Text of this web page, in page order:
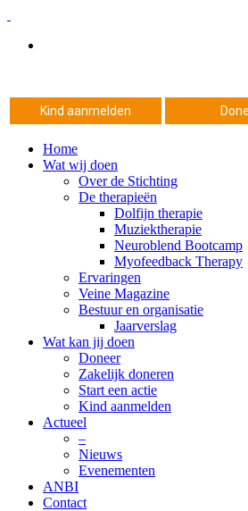
Kind aanmelden
Home
Wat wij doen
Over de Stichting
De therapieën
Dolfijn therapie
Muziektherapie
Neuroblend Bootcamp
Myofeedback Therapy
Ervaringen
Veine Magazine
Bestuur en organisatie
Jaarverslag
Wat kan jij doen
Doneer
Zakelijk doneren
Start een actie
Kind aanmelden
Actueel
–
Nieuws
Evenementen
ANBI
Contact